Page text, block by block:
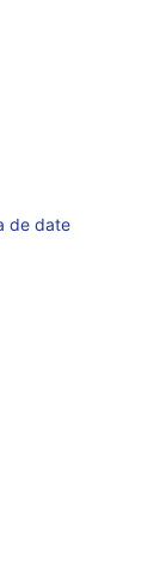
de date